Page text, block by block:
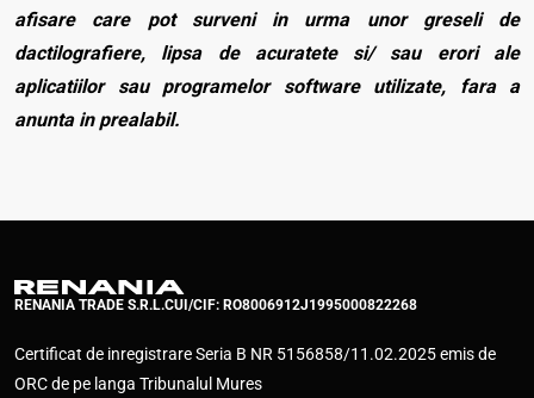
afisare care pot surveni in urma unor greseli de
dactilografiere, lipsa de acuratete si/ sau erori ale
aplicatiilor sau programelor software utilizate, fara a
anunta in prealabil.
RENANIA TRADE S.R.L.CUI/CIF: RO8006912J1995000822268
Certificat de inregistrare Seria B NR 5156858/11.02.2025 emis de
ORC de pe langa Tribunalul Mures